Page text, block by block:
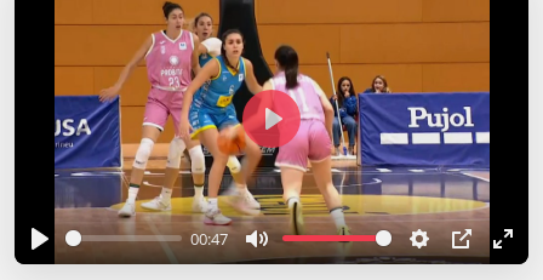
P
00:47
M
S
P
E
P
l
a
y